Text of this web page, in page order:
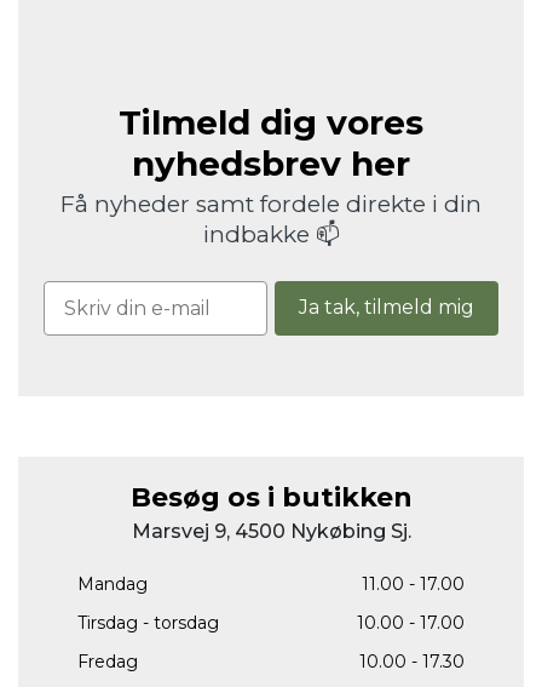
Tilmeld dig vores
nyhedsbrev her
Få nyheder samt fordele direkte i din
indbakke 📫
Ja tak, tilmeld mig
Besøg os i butikken
Marsvej 9, 4500 Nykøbing Sj.
Mandag
11.00 - 17.00
Tirsdag - torsdag
10.00 - 17.00
Fredag
10.00 - 17.30